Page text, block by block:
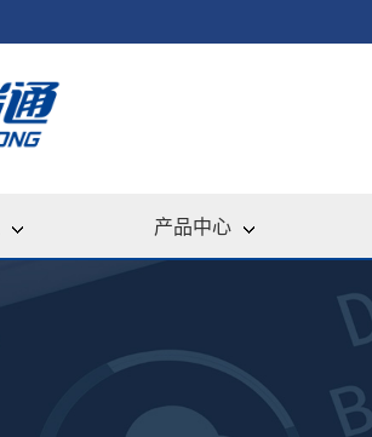
产品中心